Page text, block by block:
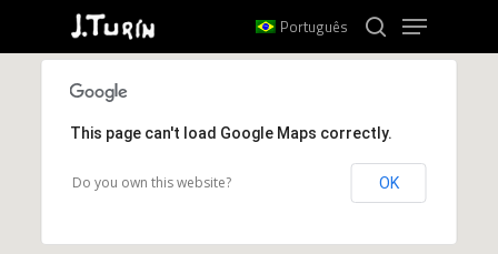
Português
search
Menu
This page can't load Google Maps correctly.
Do you own this website? OK
Close